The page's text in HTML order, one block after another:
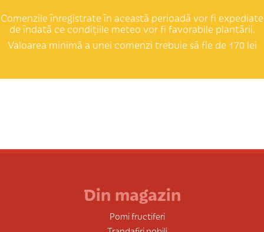
Comenzile înregistrate în această perioadă vor fi expediate
de îndată ce condițiile meteo vor fi favorabile plantării.
Valoarea minimă a unei comenzi trebuie să fie de 170 lei
Din magazin
Pomi fructiferi